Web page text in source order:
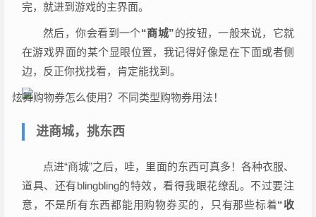
完，就进到游戏的主界面。
然后，你会看到一个“商城”的按钮，一般来说，它就
在游戏界面的某个显眼位置，我记得好像是在下面或者侧
边，反正你找找看，肯定能找到。
进商城，挑东西
点进“商城”之后，哇，里面的东西可真多！各种衣服、
道具、还有blingbling的特效，看得我眼花缭乱。不过要注
意，不是所有东西都能用购物券买的，只有那些标着“收